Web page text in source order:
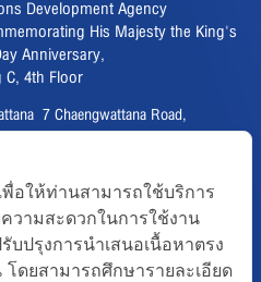
Development Agency
His Majesty the King's
Anniversary,
C, 4th Floor
7 Chaengwattana Road,
123 1200
:02 123 1234
อให้ท่านสามารถใช้บริการ
วามสะดวกในการใช้งาน
บปรุงการนำเสนอเนื้อหาตรง
ดยสามารถศึกษารายละเอียด